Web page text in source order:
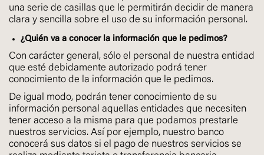
una serie de casillas que le permitirán decidir de manera
clara y sencilla sobre el uso de su información personal.
¿Quién va a conocer la información que le pedimos?
Con carácter general, sólo el personal de nuestra entidad
que esté debidamente autorizado podrá tener
conocimiento de la información que le pedimos.
De igual modo, podrán tener conocimiento de su
información personal aquellas entidades que necesiten
tener acceso a la misma para que podamos prestarle
nuestros servicios. Así por ejemplo, nuestro banco
conocerá sus datos si el pago de nuestros servicios se